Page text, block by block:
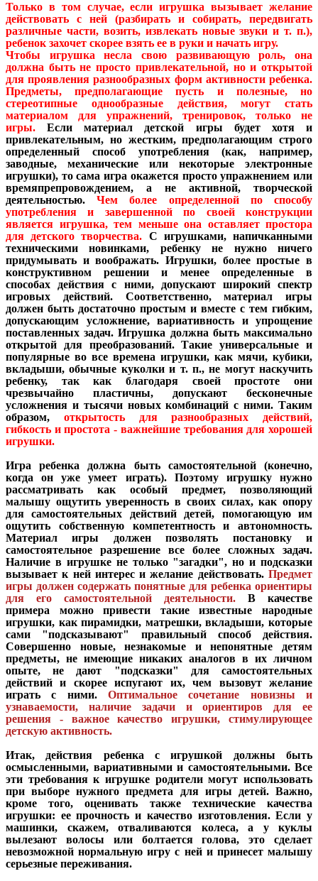
Только в том случае, если игрушка вызывает желание
действовать с ней (разбирать и собирать, передвигать
различные части, возить, извлекать новые звуки и т. п.),
ребенок захочет скорее взять ее в руки и начать игру.
Чтобы игрушка несла свою развивающую роль, она
должна быть не просто привлекательной, но и открытой
для проявления разнообразных форм активности ребенка.
Предметы, предполагающие пусть и полезные, но
стереотипные однообразные действия, могут стать
материалом для упражнений, тренировок, только не
игры.
Если материал детской игры будет хотя и
привлекательным, но жестким, предполагающим строго
определенный способ употребления (как, например,
заводные, механические или некоторые электронные
игрушки), то сама игра окажется просто упражнением или
времяпрепровождением, а не активной, творческой
деятельностью.
Чем более определенной по способу
употребления и завершенной по своей конструкции
является игрушка, тем меньше она оставляет простора
для детского творчества. С игрушками, напичканными
техническими новинками, ребенку не нужно ничего
придумывать и воображать. Игрушки, более простые в
конструктивном решении и менее определенные в
способах действия с ними, допускают широкий спектр
игровых действий. Соответственно, материал игры
должен быть достаточно простым и вместе с тем гибким,
допускающим усложнение, вариативность и упрощение
поставленных задач. Игрушка должна быть максимально
открытой для преобразований. Такие универсальные и
популярные во все времена игрушки, как мячи, кубики,
вкладыши, обычные куколки и т. п., не могут наскучить
ребенку, так как благодаря своей простоте они
чрезвычайно пластичны, допускают бесконечные
усложнения и тысячи новых комбинаций с ними. Таким
образом,
открытость для разнообразных действий,
гибкость и простота - важнейшие требования для хорошей
игрушки.
Игра ребенка должна быть самостоятельной (конечно,
когда он уже умеет играть). Поэтому игрушку нужно
рассматривать как особый предмет, позволяющий
малышу ощутить уверенность в своих силах, как опору
для самостоятельных действий детей, помогающую им
ощутить собственную компетентность и автономность.
Материал игры должен позволять постановку и
самостоятельное разрешение все более сложных задач.
Наличие в игрушке не только "загадки", но и подсказки
вызывает к ней интерес и желание действовать. Предмет
игры должен содержать понятные для ребенка ориентиры
для его самостоятельной деятельности.
В качестве
примера можно привести такие известные народные
игрушки, как пирамидки, матрешки, вкладыши, которые
сами "подсказывают" правильный способ действия.
Совершенно новые, незнакомые и непонятные детям
предметы, не имеющие никаких аналогов в их личном
опыте, не дают "подсказки" для самостоятельных
действий и скорее испугают их, чем вызовут желание
играть с ними.
Оптимальное сочетание новизны и
узнаваемости, наличие задачи и ориентиров для ее
решения - важное качество игрушки, стимулирующее
детскую активность.
Итак, действия ребенка с игрушкой должны быть
осмысленными, вариативными и самостоятельными. Все
эти требования к игрушке родители могут использовать
при выборе нужного предмета для игры детей. Важно,
кроме того, оценивать также технические качества
игрушки: ее прочность и качество изготовления. Если у
машинки, скажем, отваливаются колеса, а у куклы
вылезают волосы или болтается голова, это сделает
невозможной нормальную игру с ней и принесет малышу
серьезные переживания.